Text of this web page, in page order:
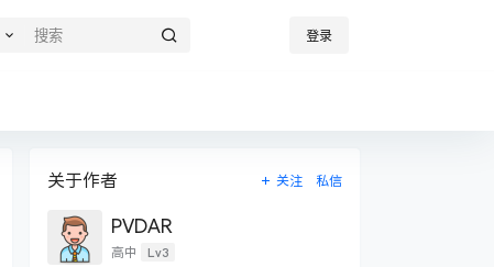
登录
关于作者 关注 私信
PVDAR
高中 Lv3